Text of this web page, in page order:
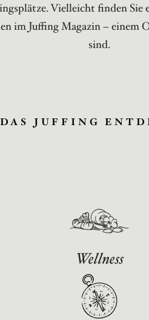
Vielleicht finden
im Juffing Magazin –
sind.
DAS JUFFING
Wellness